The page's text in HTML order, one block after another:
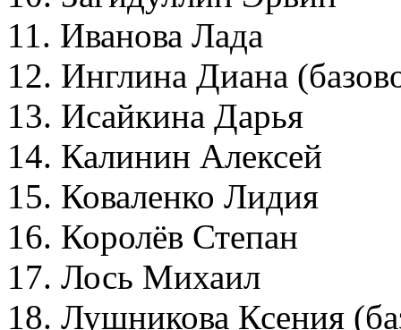
11. Иванова Лада
12. Инглина Диана
13. Исайкина Дарья
14. Калинин Алексей
15. Коваленко Лидия
16. Королёв Степан
17. Лось Михаил
18. Лушникова Ксения